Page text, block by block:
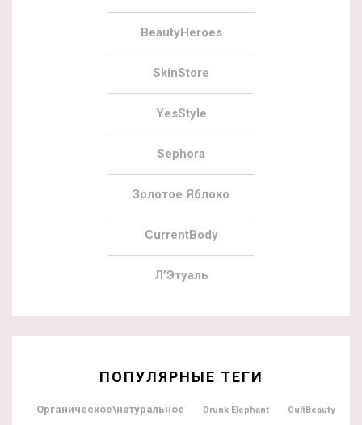
BeautyHeroes
SkinStore
YesStyle
Sephora
Золотое Яблоко
CurrentBody
Л’Этуаль
ПОПУЛЯРНЫЕ ТЕГИ
Органическое\натуральное Drunk Elephant CultBeauty